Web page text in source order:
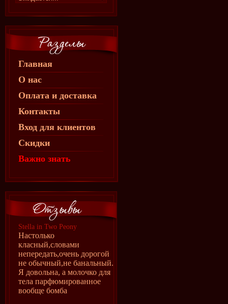
Главная
О нас
Оплата и доставка
Контакты
Вход для клиентов
Скидки
Важно знать
Stella in Two Peony
Настолько
класный,словами
непередать,очень дорогой
не обычный,не банальный.
Я довольна, а молочко для
тела парфюмированное
вообще бомба